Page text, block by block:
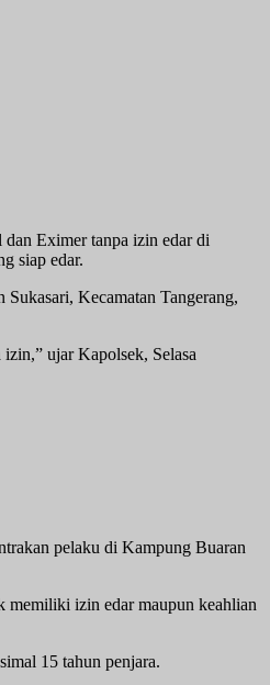
Eximer tanpa izin edar di
siap edar.
Kecamatan Tangerang,
ujar Kapolsek, Selasa
pelaku di Kampung Buaran
memiliki izin edar maupun keahlian
15 tahun penjara.